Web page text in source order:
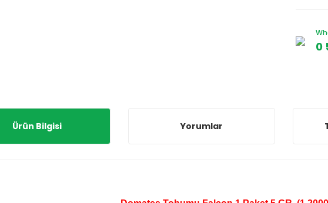
0
Ürün Bilgisi Yorumlar